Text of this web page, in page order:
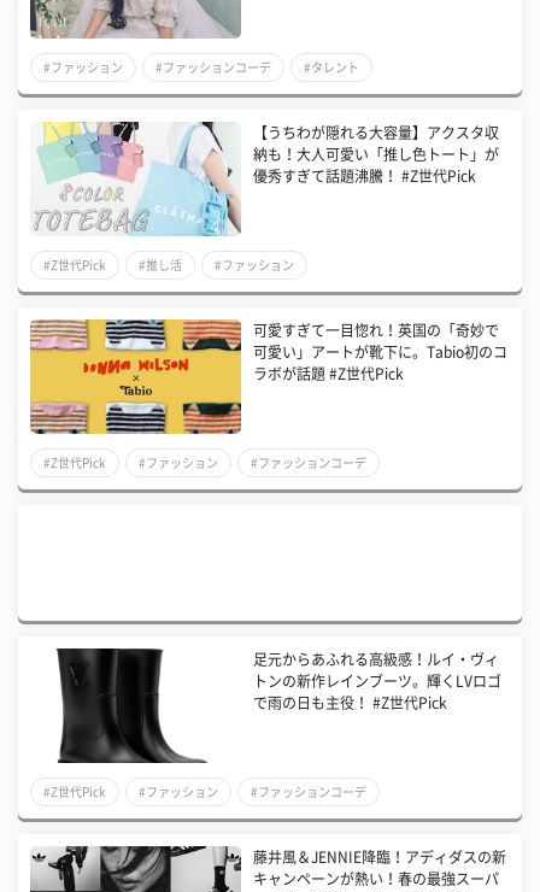
#ファッション #ファッションコーデ #タレント
【うちわが隠れる大容量】アクスタ収
納も！大人可愛い「推し色トート」が
優秀すぎて話題沸騰！ #Z世代Pick
#Z世代Pick #推し活 #ファッション
可愛すぎて一目惚れ！英国の「奇妙で
可愛い」アートが靴下に。Tabio初のコ
ラボが話題 #Z世代Pick
#Z世代Pick #ファッション #ファッションコーデ
足元からあふれる高級感！ルイ・ヴィ
トンの新作レインブーツ。輝くLVロゴ
で雨の日も主役！ #Z世代Pick
#Z世代Pick #ファッション #ファッションコーデ
藤井風＆JENNIE降臨！アディダスの新
キャンペーンが熱い！春の最強スーパ